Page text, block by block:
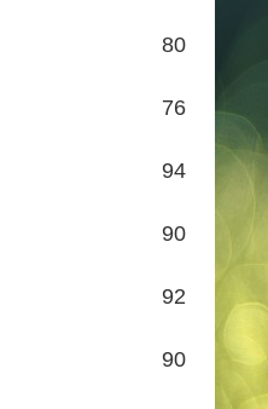
80
76
94
90
92
90